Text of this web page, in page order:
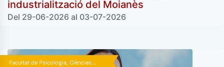
industrialització del Moianès
Del 29-06-2026 al 03-07-2026
Facultat de Psicologia, Ciències...